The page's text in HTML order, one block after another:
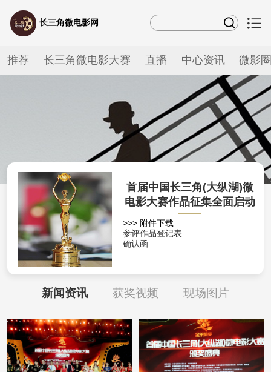
长三角微电影网
推荐 长三角微电影大赛 直播 中心资讯 微影
首届中国长三角(大纵湖)微
电影大赛作品征集全面启动
>>> 附件下载
参评作品登记表
确认函
新闻资讯 获奖视频 现场图片